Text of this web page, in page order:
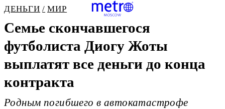
ДЕНЬГИ МИР
Семье скончавшегося
футболиста Диогу Жоты
выплатят все деньги до конца
контракта
Родным погибшего в автокатастрофе